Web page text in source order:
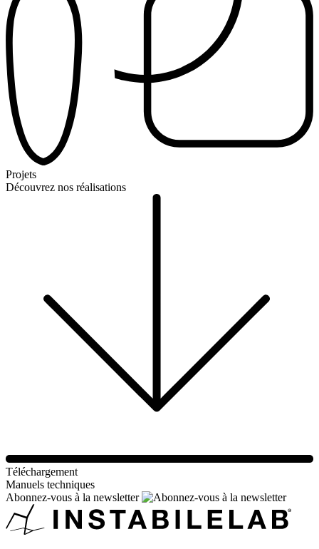
Projets
Découvrez nos réalisations
Téléchargement
Manuels techniques
Abonnez-vous à la newsletter